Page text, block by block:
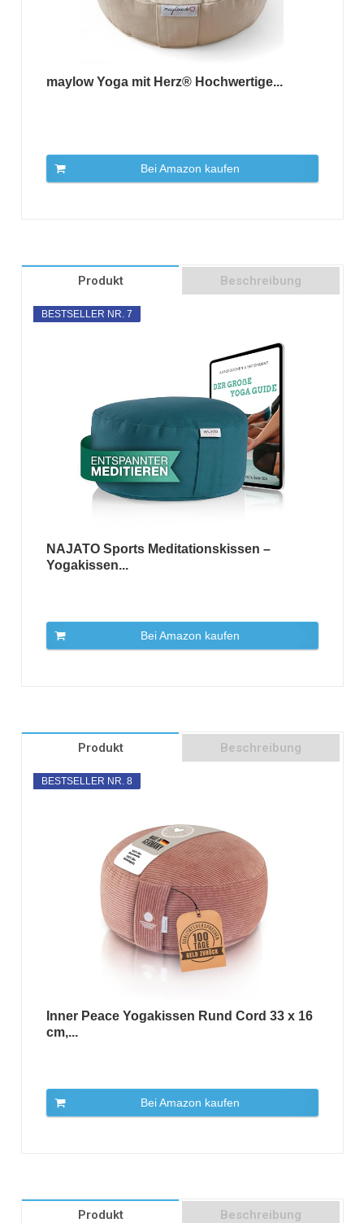
maylow Yoga mit Herz® Hochwertige...
Bei Amazon kaufen
Produkt Beschreibung
BESTSELLER NR. 7
NAJATO Sports Meditationskissen –
Yogakissen...
Bei Amazon kaufen
Produkt Beschreibung
BESTSELLER NR. 8
Inner Peace Yogakissen Rund Cord 33 x 16
cm,...
Bei Amazon kaufen
Produkt Beschreibung